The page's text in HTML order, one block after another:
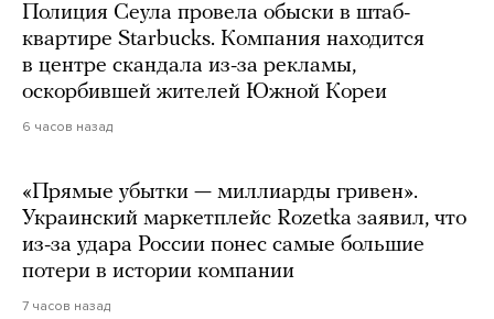
Полиция Сеула провела обыски в штаб-
квартире Starbucks. Компания находится
в центре скандала из-за рекламы,
оскорбившей жителей Южной Кореи
6 часов назад
«Прямые убытки — миллиарды гривен».
Украинский маркетплейс Rozetka заявил, что
из-за удара России понес самые большие
потери в истории компании
7 часов назад